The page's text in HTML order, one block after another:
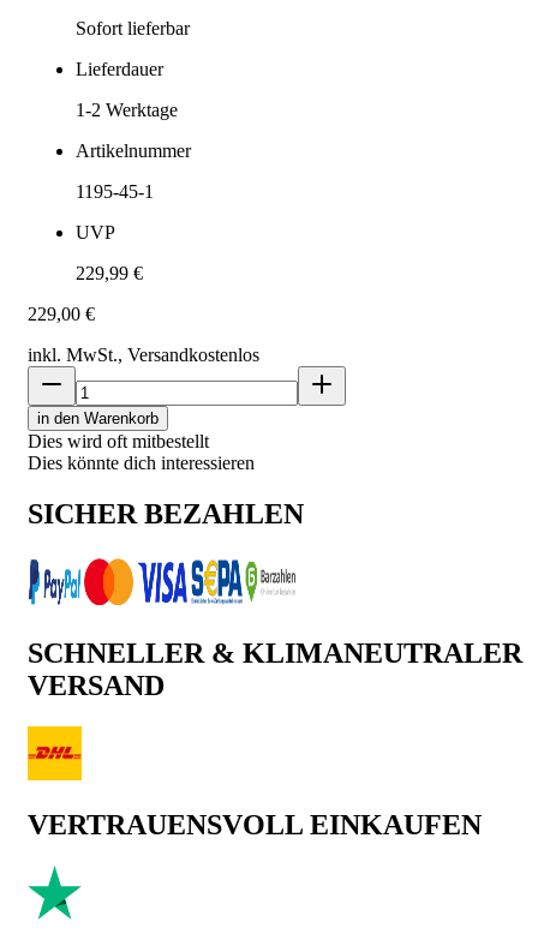
Sofort lieferbar
Lieferdauer
1-2 Werktage
Artikelnummer
1195-45-1
UVP
229,99 €
229,00 €
inkl. MwSt., Versandkostenlos
in den Warenkorb
Dies wird oft mitbestellt
Dies könnte dich interessieren
SICHER BEZAHLEN
SCHNELLER & KLIMANEUTRALER
VERSAND
VERTRAUENSVOLL EINKAUFEN